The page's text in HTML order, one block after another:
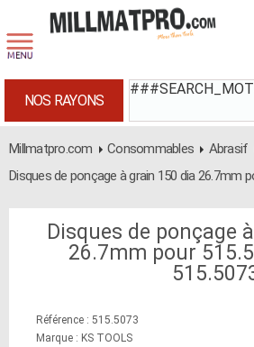
NOS RAYONS
Millmatpro.com Consommables Abrasif
Disques de ponçage à grain 150 dia 26.7mm
Disques de ponçage
26.7mm pour
Référence : 515.5073
Marque : KS TOOLS